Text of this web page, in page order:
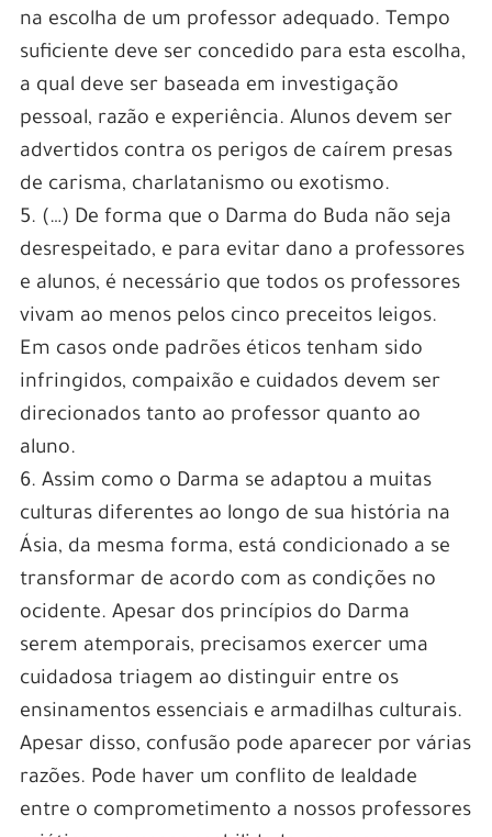
na escolha de um professor adequado. Tempo
suficiente deve ser concedido para esta escolha,
a qual deve ser baseada em investigação
pessoal, razão e experiência. Alunos devem ser
advertidos contra os perigos de caírem presas
de carisma, charlatanismo ou exotismo.
5. (…) De forma que o Darma do Buda não seja
desrespeitado, e para evitar dano a professores
e alunos, é necessário que todos os professores
vivam ao menos pelos cinco preceitos leigos.
Em casos onde padrões éticos tenham sido
infringidos, compaixão e cuidados devem ser
direcionados tanto ao professor quanto ao
aluno.
6. Assim como o Darma se adaptou a muitas
culturas diferentes ao longo de sua história na
Ásia, da mesma forma, está condicionado a se
transformar de acordo com as condições no
ocidente. Apesar dos princípios do Darma
serem atemporais, precisamos exercer uma
cuidadosa triagem ao distinguir entre os
ensinamentos essenciais e armadilhas culturais.
Apesar disso, confusão pode aparecer por várias
razões. Pode haver um conflito de lealdade
entre o comprometimento a nossos professores